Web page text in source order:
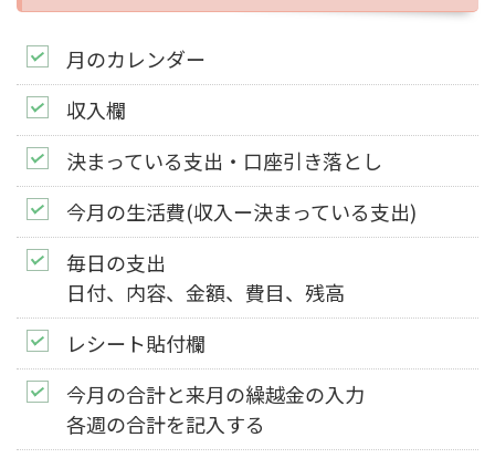
月のカレンダー
収入欄
決まっている支出・口座引き落とし
今月の生活費(収入ー決まっている支出)
毎日の支出
日付、内容、金額、費目、残高
レシート貼付欄
今月の合計と来月の繰越金の入力
各週の合計を記入する